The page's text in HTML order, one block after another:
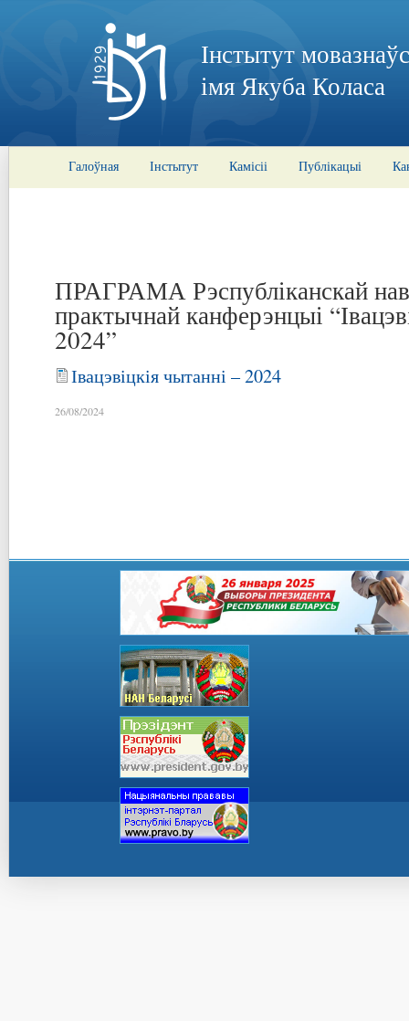
Інстытут
імя Якуба Коласа
Галоўная Інстытут Камісіі Публікацыі
ПРАГРАМА Рэспубліканскай
практычнай канферэнцыі
2024”
Івацэвіцкія чытанні – 2024
26/08/2024